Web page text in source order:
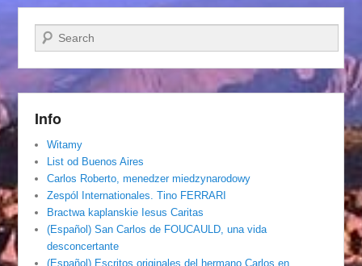
Szukaj
Info
Witamy
List od Buenos Aires
Carlos Roberto, menedzer miedzynarodowy
Zespól Internationales. Tino FERRARI
Bractwa kaplanskie Iesus Caritas
(Español) San Carlos de FOUCAULD, una vida
desconcertante
(Español) Escritos originales del hermano Carlos en